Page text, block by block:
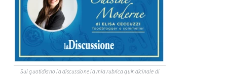
Sul quotidiano la discussione la mia rubrica quindicinale di